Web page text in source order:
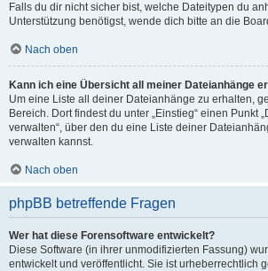
Falls du dir nicht sicher bist, welche Dateitypen du
Unterstützung benötigst, wende dich bitte an die
Nach oben
Kann ich eine Übersicht all meiner Dateianhänge
Um eine Liste all deiner Dateianhänge zu erhalten,
Bereich. Dort findest du unter „Einstieg“ einen Punkt
verwalten“, über den du eine Liste deiner
verwalten kannst.
Nach oben
phpBB betreffende Fragen
Wer hat diese Forensoftware entwickelt?
Diese Software (in ihrer unmodifizierten Fassung)
entwickelt und veröffentlicht. Sie ist urheberrechtlich